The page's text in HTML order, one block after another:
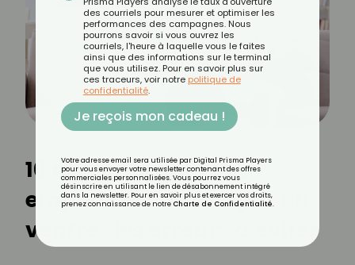
10 aliments qui vous
empêchent de maigrir du
ventre : les erreurs à éviter
des courriels pour mesurer et optimiser les
performances des campagnes. Nous
pourrons savoir si vous ouvrez les
courriels, l'heure à laquelle vous le faites
ainsi que des informations sur le terminal
que vous utilisez. Pour en savoir plus sur
ces traceurs, voir notre politique de
confidentialité.
Je reçois mon cadeau !
Votre adresse email sera utilisée par Digital Prisma Players
pour vous envoyer votre newsletter contenant des offres
commerciales personnalisées. Vous pourrez vous
désinscrire en utilisant le lien de désabonnement intégré
dans la newsletter. Pour en savoir plus et exercer vos droits,
prenez connaissance de notre Charte de Confidentialité.